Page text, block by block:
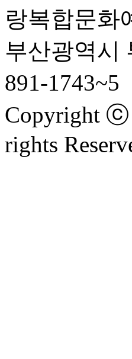
랑복합문화
부산광역시
891-1743~5
Copyright
rights